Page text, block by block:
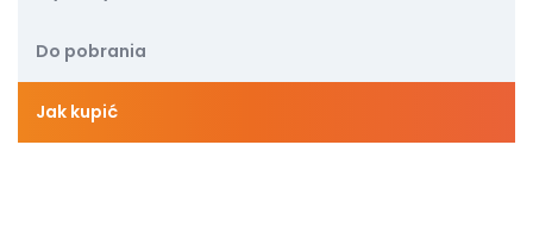
Do pobrania
Jak kupić